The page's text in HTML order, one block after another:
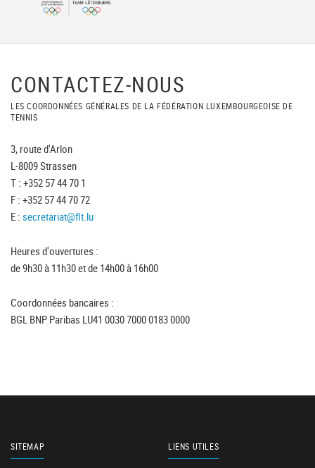
CONTACTEZ-NOUS
LES COORDONNÉES GÉNÉRALES DE LA FÉDÉRATION LUXEMBOURGEOISE DE
TENNIS
3, route d'Arlon
L-8009 Strassen
T : +352 57 44 70 1
F : +352 57 44 70 72
E : secretariat@flt.lu
Heures d'ouvertures :
de 9h30 à 11h30 et de 14h00 à 16h00
Coordonnées bancaires :
BGL BNP Paribas LU41 0030 7000 0183 0000
SITEMAP LIENS UTILES